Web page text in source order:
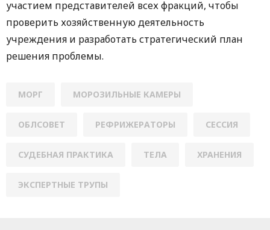
участием представителей всех фракций, чтобы
проверить хозяйственную деятельность
учреждения и разработать стратегический план
решения проблемы.
МОРГ МОРОЗИЛЬНЫЕ КАМЕРЫ
ОБЛСОВЕТ РЕФРИЖЕРAТОРЫ СЕССИЯ
СУДЕБНАЯ ПРАКТИКА ТЕЛА ХРАНЕНИЯ
ЭКСПЕРТНЫЕ ТРУПЫ